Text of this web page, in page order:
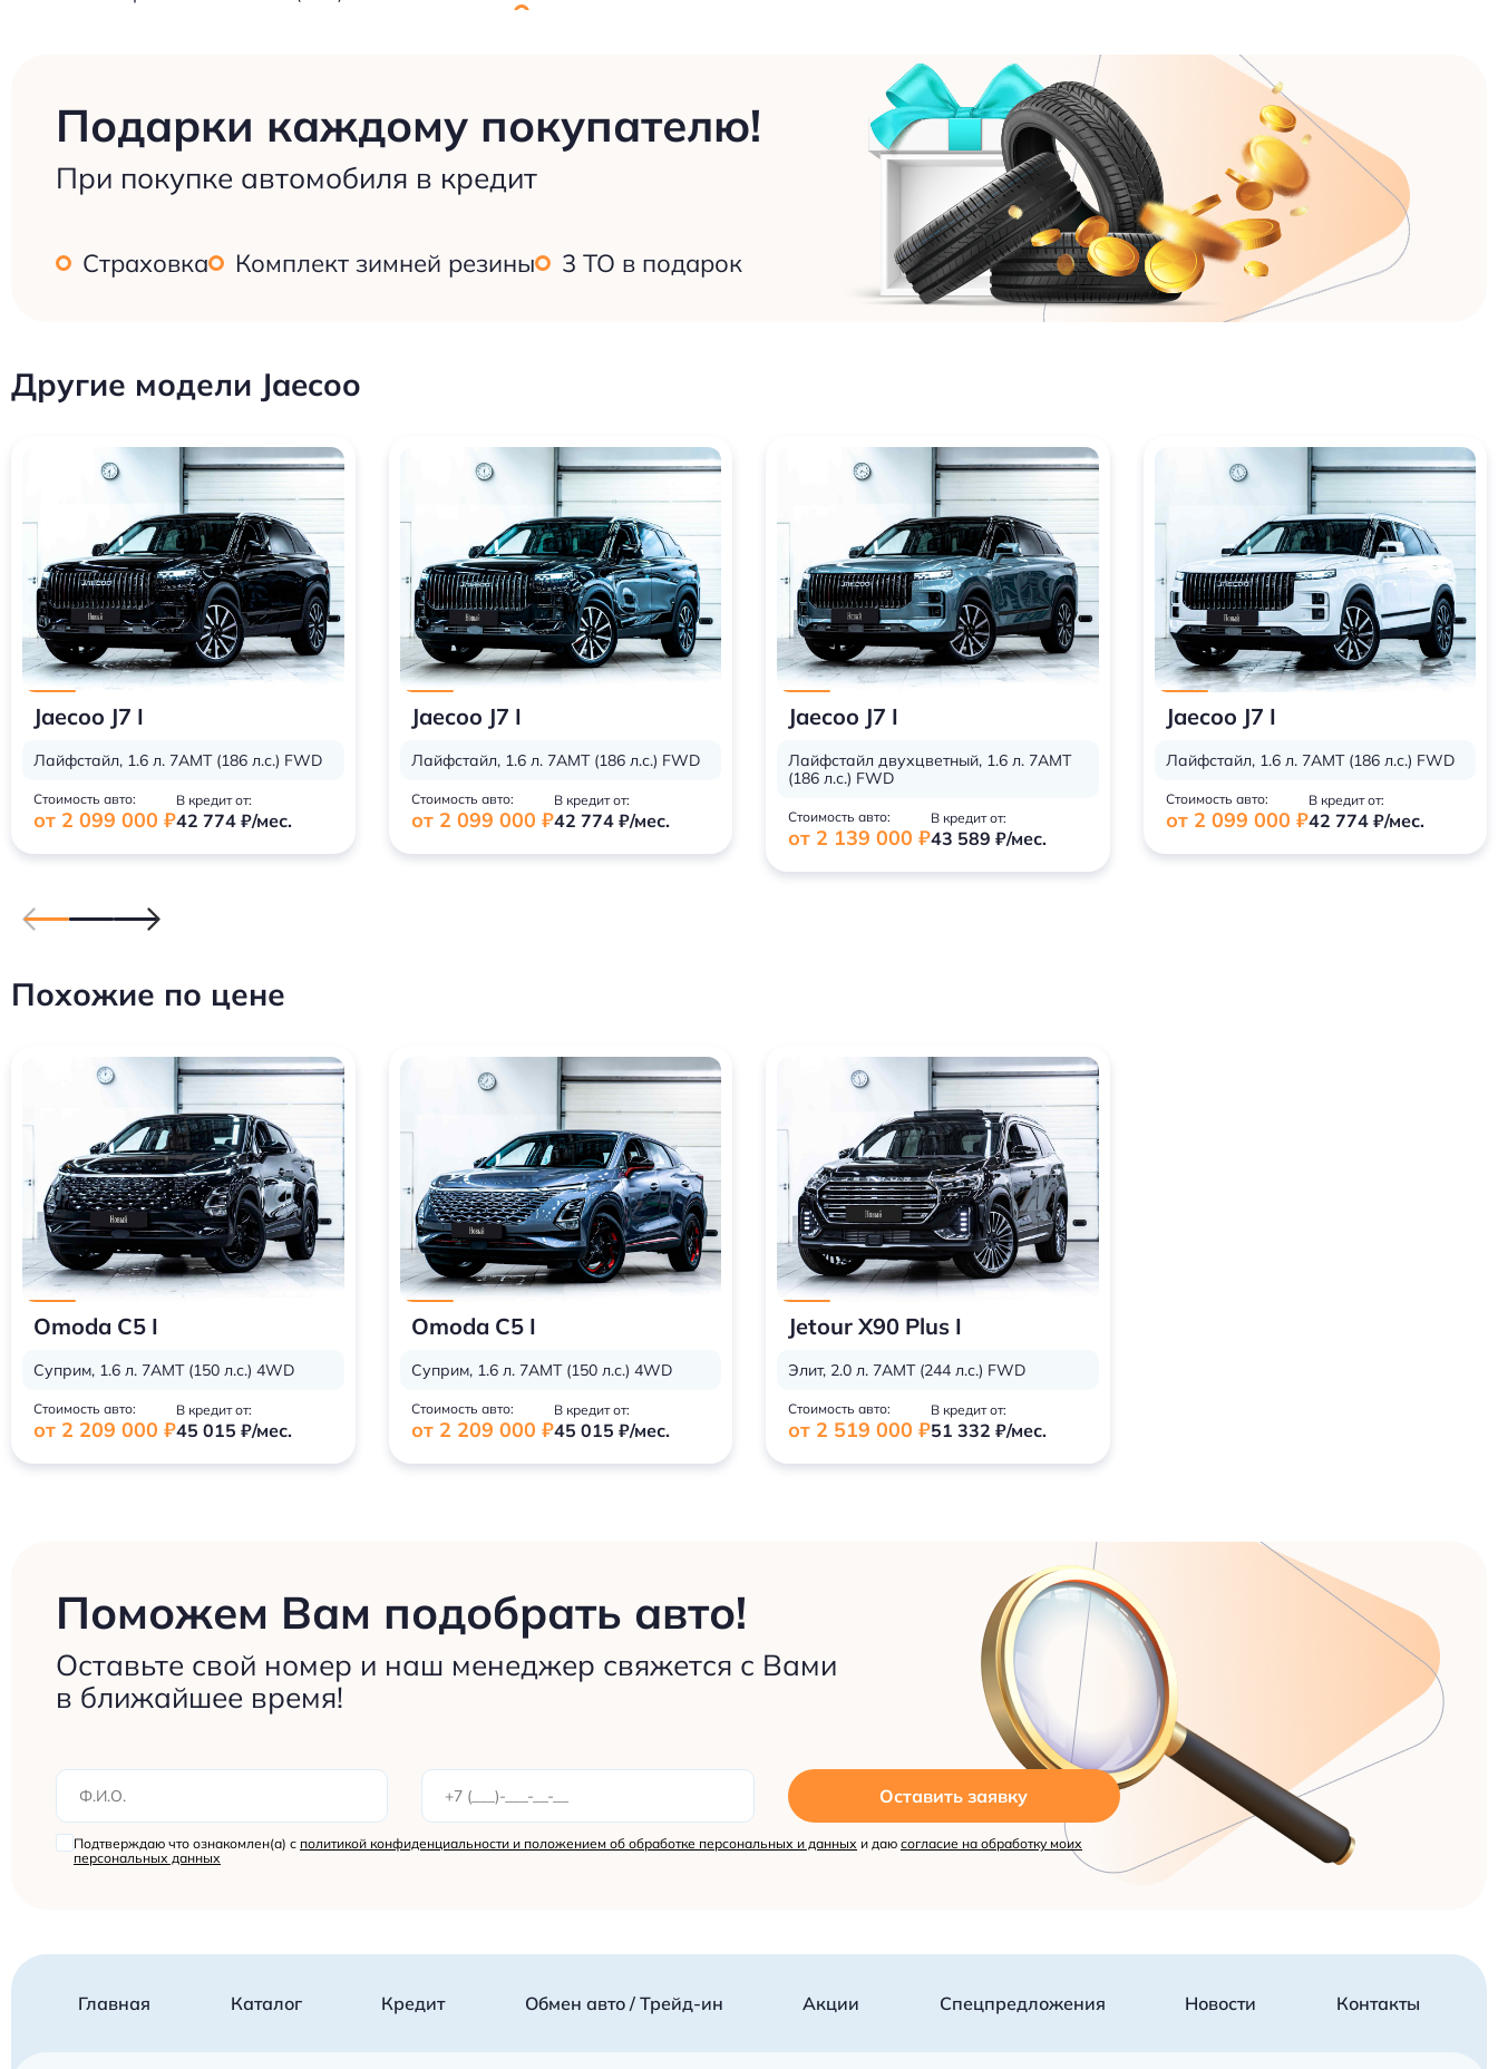
Подарки каждому покупателю!
При покупке автомобиля в кредит
Страховка Комплект зимней резины 3 ТО в подарок
Другие модели Jaecoo
Jaecoo J7 I
Лайфстайл, 1.6 л. 7AMT (186 л.с.) FWD
Стоимость авто:
от 2 099 000 ₽
В кредит от:
42 774 ₽/мес.
Jaecoo J7 I
Лайфстайл, 1.6 л. 7AMT (186 л.с.) FWD
Стоимость авто:
от 2 099 000 ₽
В кредит от:
42 774 ₽/мес.
Jaecoo J7 I
Лайфстайл двухцветный, 1.6 л. 7AMT
(186 л.с.) FWD
Стоимость авто:
от 2 139 000 ₽
В кредит от:
43 589 ₽/мес.
Jaecoo J7 I
Лайфстайл, 1.6 л. 7AMT (186 л.с.) FWD
Стоимость авто:
от 2 099 000 ₽
В кредит от:
42 774 ₽/мес.
Похожие по цене
Omoda C5 I
Суприм, 1.6 л. 7AMT (150 л.с.) 4WD
Стоимость авто:
от 2 209 000 ₽
В кредит от:
45 015 ₽/мес.
Omoda C5 I
Суприм, 1.6 л. 7AMT (150 л.с.) 4WD
Стоимость авто:
от 2 209 000 ₽
В кредит от:
45 015 ₽/мес.
Jetour X90 Plus I
Элит, 2.0 л. 7AMT (244 л.с.) FWD
Стоимость авто:
от 2 519 000 ₽
В кредит от:
51 332 ₽/мес.
Поможем Вам подобрать авто!
Оставьте свой номер и наш менеджер свяжется с Вами
в ближайшее время!
Оставить заявку
Подтверждаю что ознакомлен(а) с политикой конфиденциальности и положением об обработке персональных и данных и даю согласие на обработку моих
персональных данных
Главная Каталог Кредит Обмен авто / Трейд-ин Акции Спецпредложения Новости Контакты